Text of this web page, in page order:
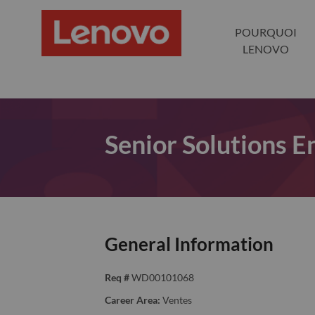
POURQUOI
LENOVO
Senior Solutions
General Information
Req # WD00101068
Career Area: Ventes